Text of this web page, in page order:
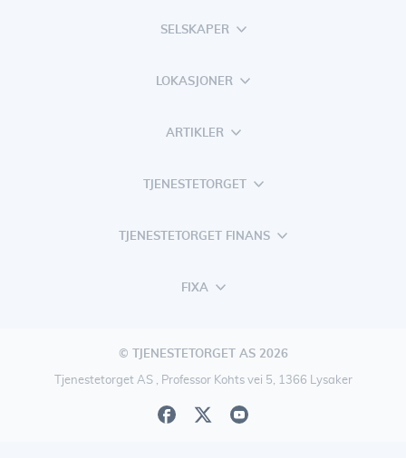
SELSKAPER
LOKASJONER
ARTIKLER
TJENESTETORGET
TJENESTETORGET FINANS
FIXA
© TJENESTETORGET AS 2026
Tjenestetorget AS , Professor Kohts vei 5, 1366 Lysaker